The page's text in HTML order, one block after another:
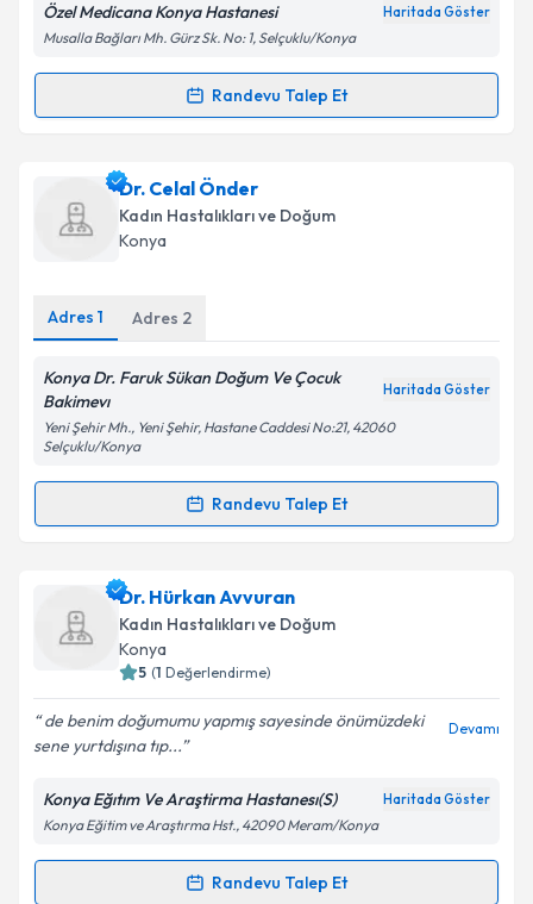
Kişisel verilerimin işlenmesine ilişkin
Aydınlatma
Metni'ni okudum ve kişisel verilerimin belirtilen
kapsamda işlenmesini kabul ediyorum.
Özel Medicana Konya Hastanesi Haritada Göster
Musalla Bağları Mh. Gürz Sk. No: 1, Selçuklu/Konya
Randevu Talep Et
Randevu Takvimi Talebi
Op. Dr. Ceyhan Baran
oluşturun. Size bu uzmandan randevu almanız için bir
takvim hazırlandığında e-posta ile bilgilendireceğiz.
Aydınlatma
Metni'ni okudum ve kişisel verilerimin belirtilen
kapsamda işlenmesini kabul ediyorum.
Takvim Talebini Gönder
Dr. Celal Önder
Kadın Hastalıkları ve Doğum
Konya
Adres 1 Adres 2
Konya Dr. Faruk Sükan Doğum Ve Çocuk
Bakimevı
Haritada Göster
Yeni Şehir Mh., Yeni Şehir, Hastane Caddesi No:21, 42060
Selçuklu/Konya
Randevu Talep Et
Randevu Takvimi Talebi
Dr. Celal Önderiçin randevu takvimi talebi oluşturun.
Size bu uzmandan randevu almanız için bir takvim
hazırlandığında e-posta ile bilgilendireceğiz.
Kişisel verilerimin işlenmesine ilişkin
Aydınlatma
Metni'ni okudum ve kişisel verilerimin belirtilen
kapsamda işlenmesini kabul ediyorum.
Dr. Hürkan Avvuran
Kadın Hastalıkları ve Doğum
Konya
5 (1 Değerlendirme)
de benim doğumumu yapmış sayesinde önümüzdeki
sene yurtdışına tıp...
Devamı
Konya Eğıtım Ve Araştirma Hastanesı(S) Haritada Göster
Konya Eğitim ve Araştırma Hst., 42090 Meram/Konya
Randevu Talep Et
Randevu Takvimi Talebi